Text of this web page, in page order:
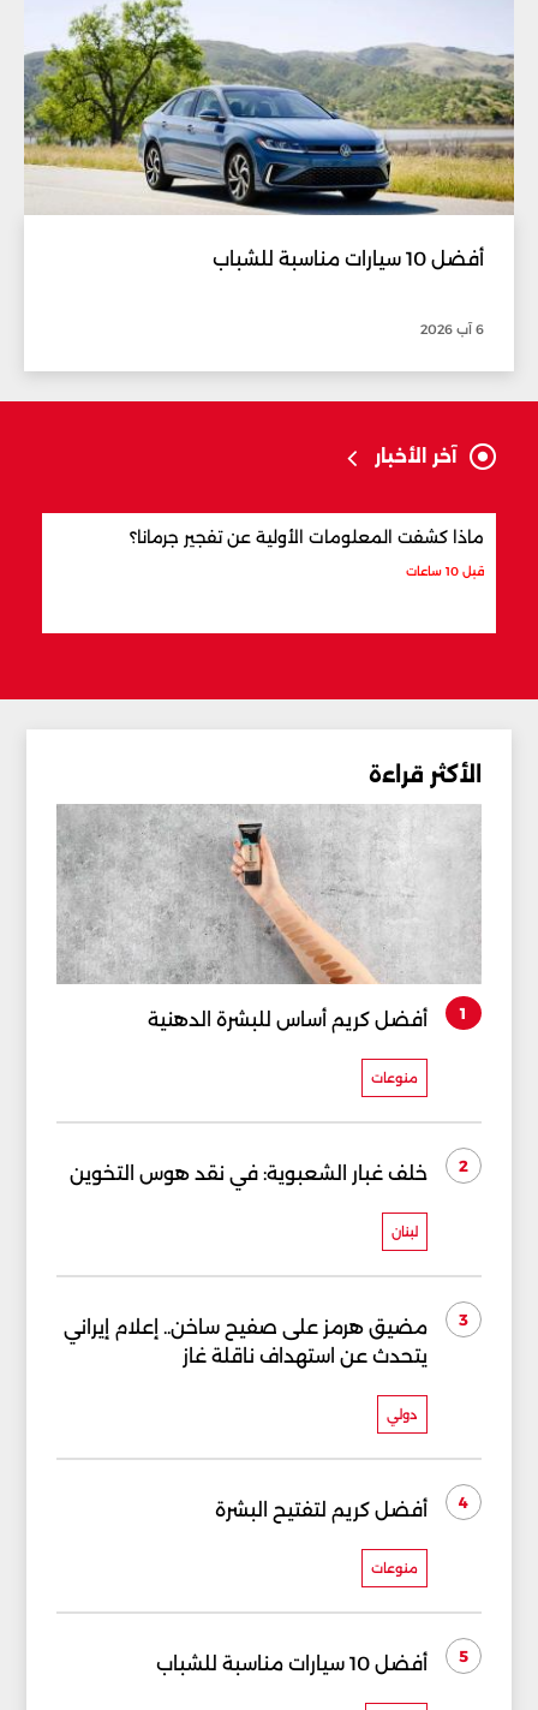
أفضل 10 سيارات مناسبة للشباب
6 آب 2026
آخر الأخبار
ماذا كشفت المعلومات الأولية عن تفجير جرمانا؟
قبل 10 ساعات
الأكثر قراءة
1 أفضل كريم أساس للبشرة الدهنية
منوعات
2 خلف غبار الشعبوية: في نقد هوس التخوين
لبنان
3
مضيق هرمز على صفيح ساخن.. إعلام إيراني
يتحدث عن استهداف ناقلة غاز
دولي
4 أفضل كريم لتفتيح البشرة
منوعات
5 أفضل 10 سيارات مناسبة للشباب